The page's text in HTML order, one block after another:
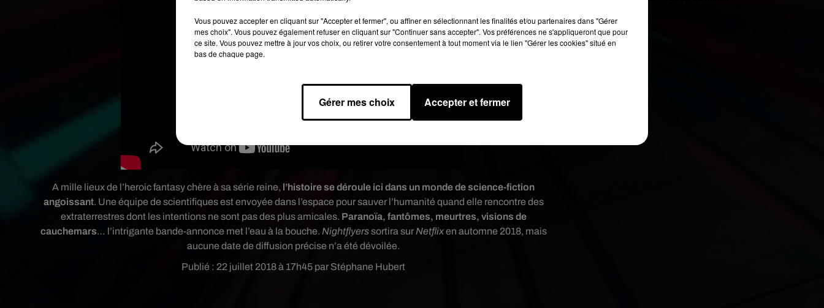
Publié : 22 juillet 2018 à 17h45 par Stéphane Hubert
A mille lieux de l’heroic fantasy chère à sa série reine, l’histoire se déroule ici dans un monde de science-fiction
angoissant. Une équipe de scientifiques est envoyée dans l’espace pour sauver l’humanité quand elle rencontre des
extraterrestres dont les intentions ne sont pas des plus amicales. Paranoïa, fantômes, meurtres, visions de
cauchemars… l’intrigante bande-annonce met l’eau à la bouche. Nightflyerssortira sur Netflixen automne 2018, mais
aucune date de diffusion précise n’a été dévoilée.
Vous pouvez accepter en cliquant sur "Accepter et fermer", ou affiner en sélectionnant les finalités et/ou partenaires dans "Gérer
mes choix". Vous pouvez également refuser en cliquant sur "Continuer sans accepter". Vos préférences ne s'appliqueront que pour
ce site. Vous pouvez mettre à jour vos choix, ou retirer votre consentement à tout moment via le lien "Gérer les cookies" situé en
bas de chaque page.
Gérer mes choix Accepter et fermer